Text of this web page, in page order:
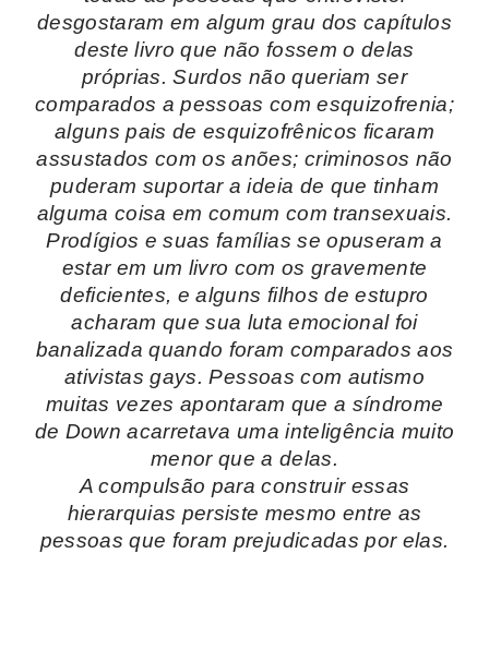
desgostaram em algum grau dos capítulos
deste livro que não fossem o delas
próprias. Surdos não queriam ser
comparados a pessoas com esquizofrenia;
alguns pais de esquizofrênicos ficaram
assustados com os anões; criminosos não
puderam suportar a ideia de que tinham
alguma coisa em comum com transexuais.
Prodígios e suas famílias se opuseram a
estar em um livro com os gravemente
deficientes, e alguns filhos de estupro
acharam que sua luta emocional foi
banalizada quando foram comparados aos
ativistas gays. Pessoas com autismo
muitas vezes apontaram que a síndrome
de Down acarretava uma inteligência muito
menor que a delas.
A compulsão para construir essas
hierarquias persiste mesmo entre as
pessoas que foram prejudicadas por elas.